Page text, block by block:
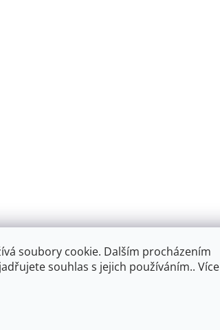
soubory cookie. Dalším procházením
souhlas s jejich používáním.. Více